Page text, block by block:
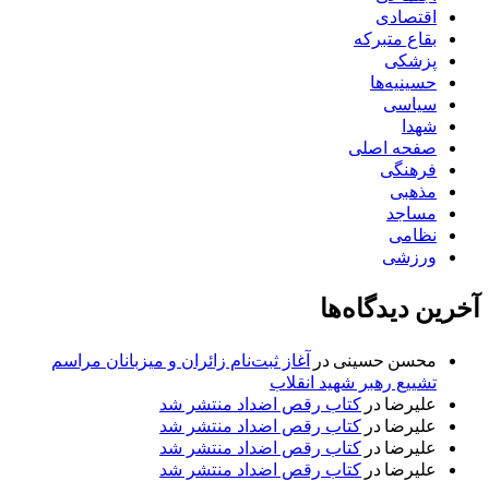
اقتصادی
بقاع متبرکه
پزشکی
حسینیه‌ها
سیاسی
شهدا
صفحه اصلی
فرهنگی
مذهبی
مساجد
نظامی
ورزشی
آخرین دیدگاه‌ها
محسن حسینی در آغاز ثبت‌نام زائران و میزبانان مراسم
تشییع رهبر شهید انقلاب
علیرضا در کتاب رقص اضداد منتشر شد
علیرضا در کتاب رقص اضداد منتشر شد
علیرضا در کتاب رقص اضداد منتشر شد
علیرضا در کتاب رقص اضداد منتشر شد